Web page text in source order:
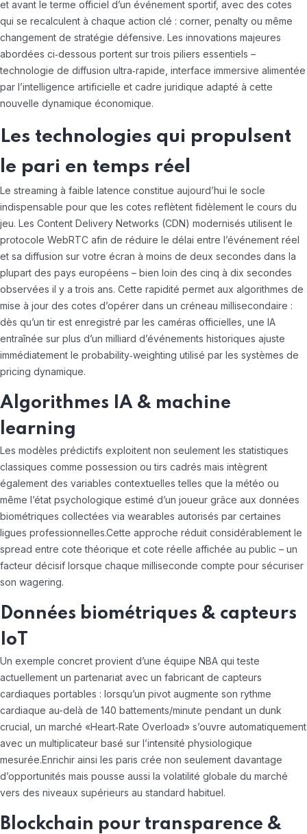
et avant le terme officiel d’un événement sportif, avec des cotes
qui se recalculent à chaque action clé : corner, penalty ou même
changement de stratégie défensive. Les innovations majeures
abordées ci‑dessous portent sur trois piliers essentiels –
technologie de diffusion ultra‑rapide, interface immersive alimentée
par l’intelligence artificielle et cadre juridique adapté à cette
nouvelle dynamique économique.
Les technologies qui propulsent
le pari en temps réel
Le streaming à faible latence constitue aujourd’hui le socle
indispensable pour que les cotes reflètent fidèlement le cours du
jeu. Les Content Delivery Networks (CDN) modernisés utilisent le
protocole WebRTC afin de réduire le délai entre l’événement réel
et sa diffusion sur votre écran à moins de deux secondes dans la
plupart des pays européens – bien loin des cinq à dix secondes
observées il y a trois ans. Cette rapidité permet aux algorithmes de
mise à jour des cotes d’opérer dans un créneau millisecondaire :
dès qu’un tir est enregistré par les caméras officielles, une IA
entraînée sur plus d’un milliard d’événements historiques ajuste
immédiatement le probability‑weighting utilisé par les systèmes de
pricing dynamique.
Algorithmes IA & machine
learning
Les modèles prédictifs exploitent non seulement les statistiques
classiques comme possession ou tirs cadrés mais intègrent
également des variables contextuelles telles que la météo ou
même l’état psychologique estimé d’un joueur grâce aux données
biométriques collectées via wearables autorisés par certaines
ligues professionnelles.Cette approche réduit considérablement le
spread entre cote théorique et cote réelle affichée au public – un
facteur décisif lorsque chaque milliseconde compte pour sécuriser
son wagering.
Données biométriques & capteurs
IoT
Un exemple concret provient d’une équipe NBA qui teste
actuellement un partenariat avec un fabricant de capteurs
cardiaques portables : lorsqu’un pivot augmente son rythme
cardiaque au-delà de 140 battements/minute pendant un dunk
crucial, un marché «​Heart‑Rate Overload​» s’ouvre automatiquement
avec un multiplicateur basé sur l’intensité physiologique
mesurée.Enrichir ainsi les paris crée non seulement davantage
d’opportunités mais pousse aussi la volatilité globale du marché
vers des niveaux supérieurs au standard habituel.
Blockchain pour transparence &